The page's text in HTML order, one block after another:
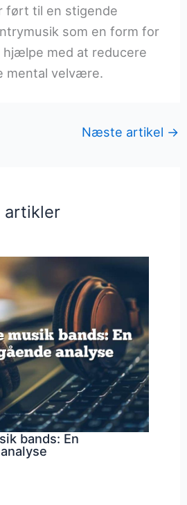
ført til en stigende
som en form for
hjælpe med at reducere
mental velvære.
Næste artikel →
artikler
bands: En